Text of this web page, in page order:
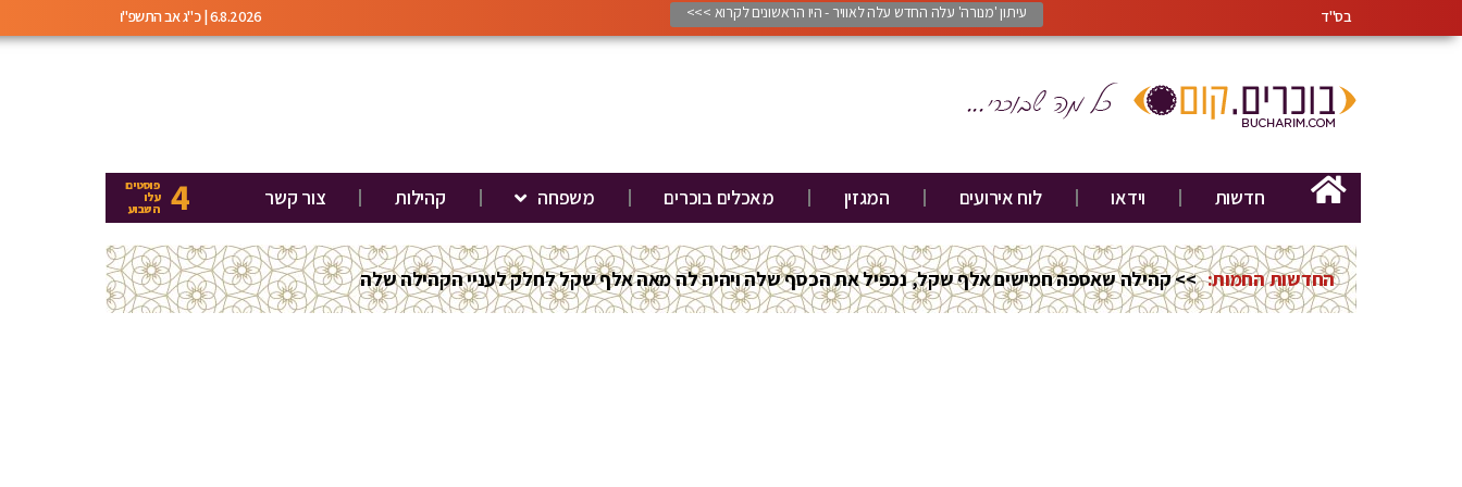
בס"ד עיתון 'מנורה' עלה החדש עלה לאוויר - היו הראשונים לקרוא >>> 6.8.2026 | כ"ג אב התשפ"ו
חדשות וידאו לוח אירועים המגזין מאכלים בוכרים משפחה קהילות צור קשר 4 פוסטים
עלו
השבוע
החדשות החמות: >> קהילה שאספה חמישים אלף שקל, נכפיל את הכסף שלה ויהיה לה מאה אלף שקל לחלק לעניי הקהילה שלה